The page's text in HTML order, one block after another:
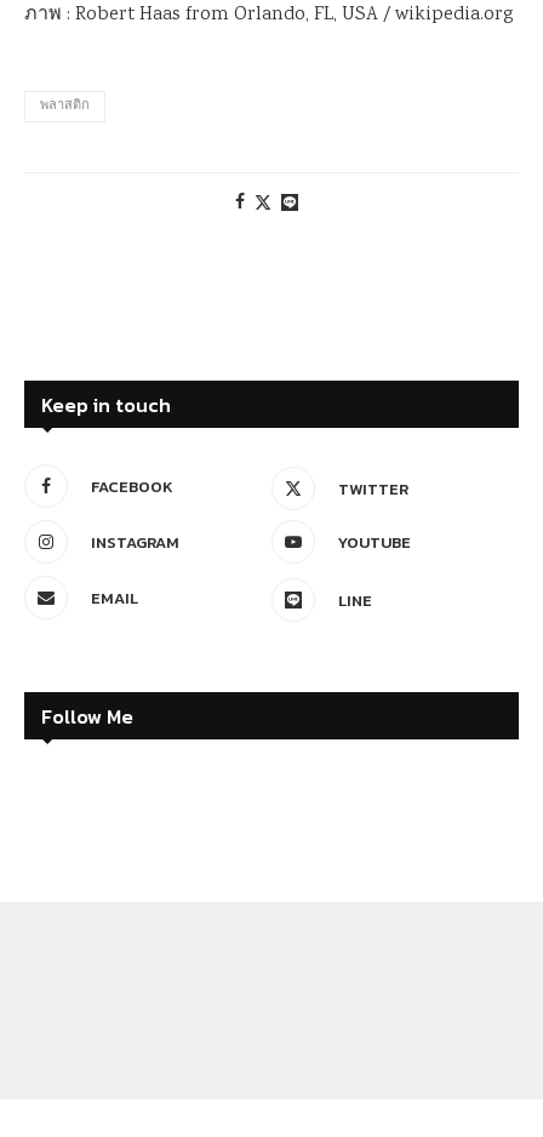
ภาพ : Robert Haas from Orlando, FL, USA / wikipedia.org
พลาสติก
Keep in touch
FACEBOOK TWITTER
INSTAGRAM YOUTUBE
EMAIL LINE
Follow Me